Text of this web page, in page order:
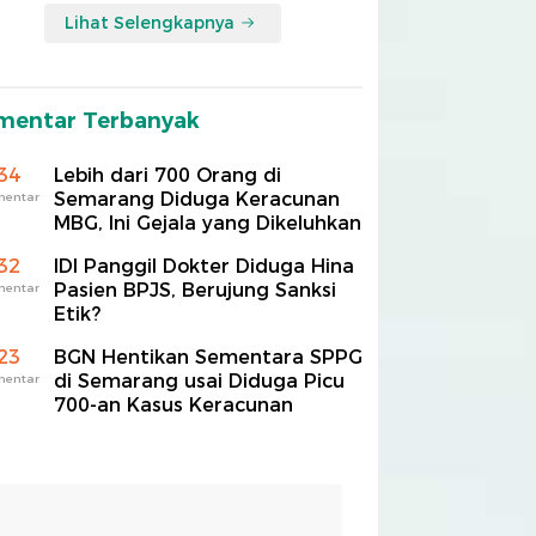
Lihat Selengkapnya
Terbanyak
Lebih dari 700 Orang di
Semarang Diduga Keracunan
MBG, Ini Gejala yang Dikeluhkan
IDI Panggil Dokter Diduga Hina
Pasien BPJS, Berujung Sanksi
Etik?
BGN Hentikan Sementara SPPG
di Semarang usai Diduga Picu
700-an Kasus Keracunan